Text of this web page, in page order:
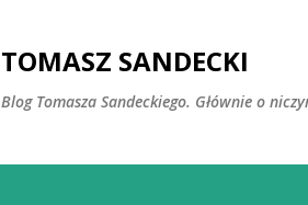
TOMASZ SANDECKI
Blog Tomasza Sandeckiego. Głównie o